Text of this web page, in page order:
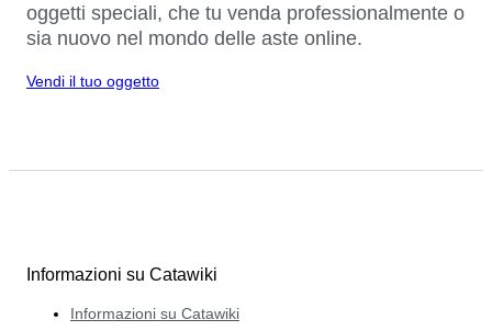
oggetti speciali, che tu venda professionalmente o
sia nuovo nel mondo delle aste online.
Vendi il tuo oggetto
Informazioni su Catawiki
Informazioni su Catawiki